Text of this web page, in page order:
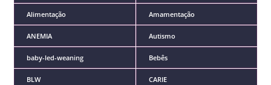
Alimentação Amamentação
ANEMIA Autismo
baby-led-weaning Bebês
BLW CARIE